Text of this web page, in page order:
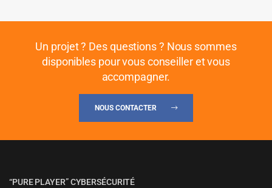
Un projet ? Des questions ? Nous sommes
disponibles pour vous conseiller et vous
accompagner.
NOUS CONTACTER
“PURE PLAYER” CYBERSÉCURITÉ